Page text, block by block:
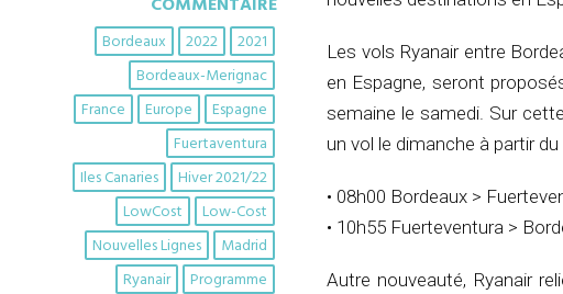
2021
2022
Bordeaux
Bordeaux-Merignac
Espagne
Europe
France
Fuertaventura
Hiver 2021/22
Iles Canaries
Low-Cost
LowCost
Madrid
Nouvelles Lignes
Programme
Ryanair
Les vols Ryanair entre
en Espagne, seront
semaine le samedi. Sur
un vol le dimanche à partir
• 08h00 Bordeaux >
• 10h55 Fuerteventura >
Autre nouveauté, Ryanair